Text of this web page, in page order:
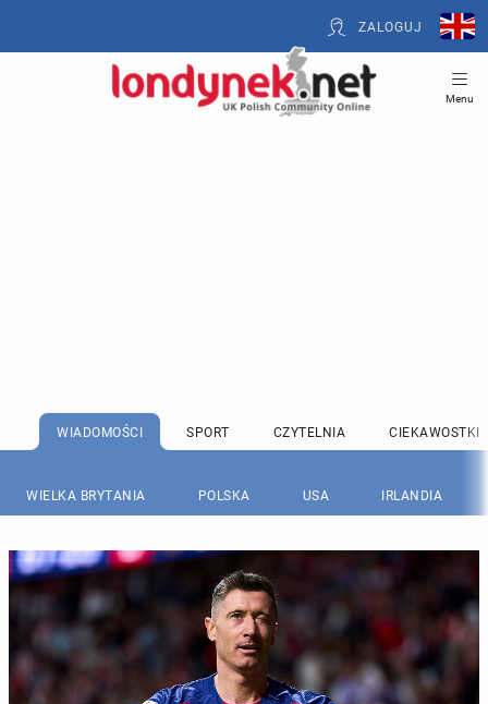
ZALOGUJ
Menu
WIADOMOŚCI SPORT CZYTELNIA CIEKAWOSTKI
WIELKA BRYTANIA POLSKA USA IRLANDIA